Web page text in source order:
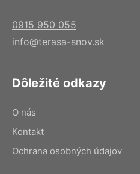
0915 950 055
info@terasa-snov.sk
Dôležité odkazy
O nás
Kontakt
Ochrana osobných údajov